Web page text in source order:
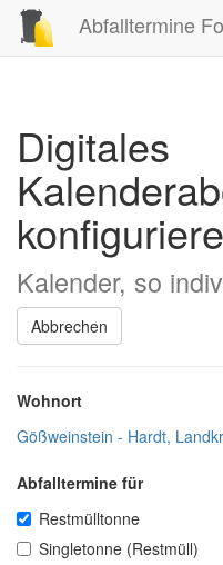
Abfalltermine
Digitales
Kalender, so
Abbrechen
Wohnort
Gößweinstein - Hardt,
Abfalltermine für
Restmülltonne
Singletonne (Restmüll)